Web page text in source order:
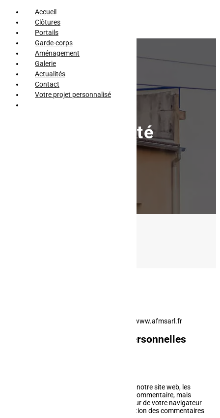
confidentialité
L'adresse de notre site Web est : https://www.afmsarl.fr
Utilisation des données personnelles
Quand vous laissez un commentaire sur notre site web, les
données inscrites dans le formulaire de commentaire, mais
aussi votre adresse IP et l'agent utilisateur de votre navigateur
sont collectés pour nous aider à la détection des commentaires
Accueil
Clôtures
Portails
Garde-corps
Aménagement
Galerie
Actualités
Contact
Votre projet personnalisé